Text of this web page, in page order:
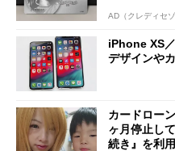
AD（クレディセゾ
iPhone XS
デザインや
カードロー
ヶ月停止し
続き』を利